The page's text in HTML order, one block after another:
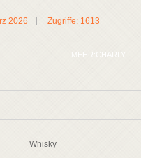
2026 Zugriffe: 1613
MEHR:CHARLY
Whisky